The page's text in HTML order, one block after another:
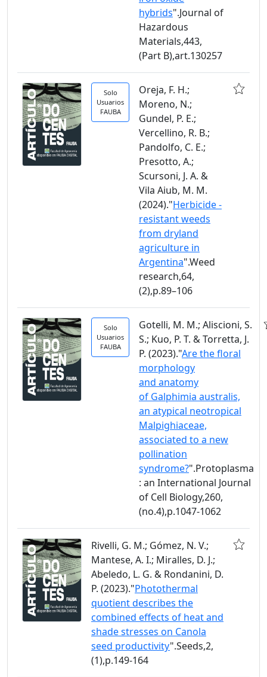
hybrids".Journal of
Hazardous
Materials,443,
(Part B),art.130257
Solo
Usuarios
FAUBA
Oreja, F. H.;
Moreno, N.;
Gundel, P. E.;
Vercellino, R. B.;
Pandolfo, C. E.;
Presotto, A.;
Scursoni, J. A. &
Vila Aiub, M. M.
(2024)."Herbicide -
resistant weeds
from dryland
agriculture in
Argentina".Weed
research,64,
(2),p.89–106
Solo
Usuarios
FAUBA
Gotelli, M. M.; Aliscioni, S.
S.; Kuo, P. T. & Torretta, J.
P. (2023)."Are the floral
morphology
and anatomy
of Galphimia australis,
an atypical neotropical
Malpighiaceae,
associated to a new
pollination
syndrome?".Protoplasma
: an International Journal
of Cell Biology,260,
(no.4),p.1047-1062
Rivelli, G. M.; Gómez, N. V.;
Mantese, A. I.; Miralles, D. J.;
Abeledo, L. G. & Rondanini, D.
P. (2023)."Photothermal
quotient describes the
combined effects of heat and
shade stresses on Canola
seed productivity".Seeds,2,
(1),p.149-164